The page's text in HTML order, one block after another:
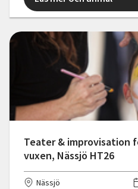
Teater & improvisation
vuxen, Nässjö HT26
Nässjö